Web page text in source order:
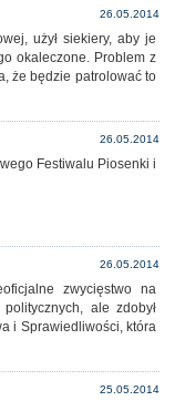
26.05.2014
użył siekiery, aby je
okaleczone. Problem z
że będzie patrolować to
26.05.2014
Festiwalu Piosenki i
26.05.2014
zwycięstwo na
ale zdobył
i Sprawiedliwości, która
25.05.2014